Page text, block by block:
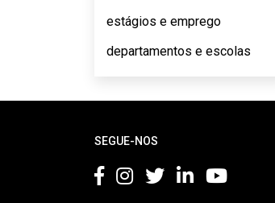
estágios e emprego
departamentos e escolas
SEGUE-NOS